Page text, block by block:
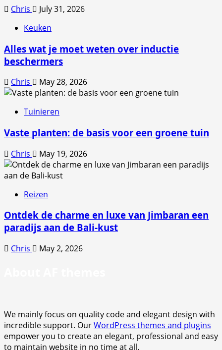
Chris
July 31, 2026
Keuken
Alles wat je moet weten over inductie
beschermers
Chris May 28, 2026
Tuinieren
Vaste planten: de basis voor een groene tuin
Chris May 19, 2026
Reizen
Ontdek de charme en luxe van Jimbaran een
paradijs aan de Bali-kust
Chris May 2, 2026
We mainly focus on quality code and elegant design with
incredible support. OurWordPress themes and plugins
empower you to create an elegant, professional and easy
to maintain website in no time at all.